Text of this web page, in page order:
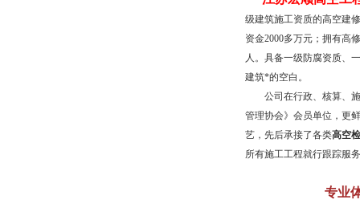
级建筑施工资质的高空建
资金2000多万元；拥有高
人。具备一级防腐资质、
建筑*的空白。
公司在行政、核算、施
管理协会》会员单位，更
艺，先后承接了各类高空
所有施工工程就行跟踪服
专业